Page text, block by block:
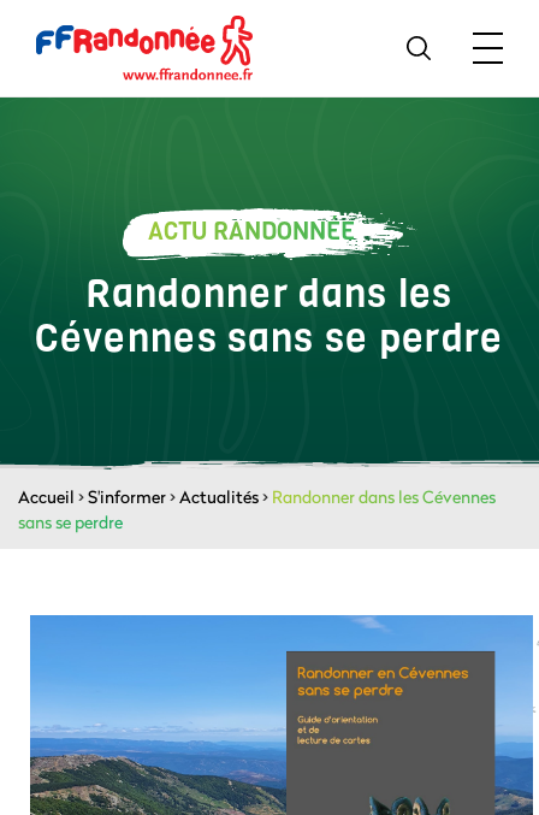
ACTU RANDONNÉE
Randonner dans les
Cévennes sans se perdre
Accueil >S'informer>Actualités> Randonner dans les Cévennes
sans se perdre